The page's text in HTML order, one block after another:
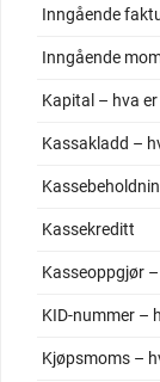
Inngående
Inngående
Kapital – hva
Kassakladd –
Kassekreditt
Kasseoppgjør
KID-nummer –
Kjøpsmoms –